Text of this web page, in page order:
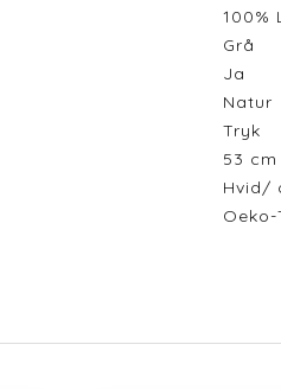
100%
Grå
Ja
Natur
Tryk
53 cm
Hvid/
Oeko-